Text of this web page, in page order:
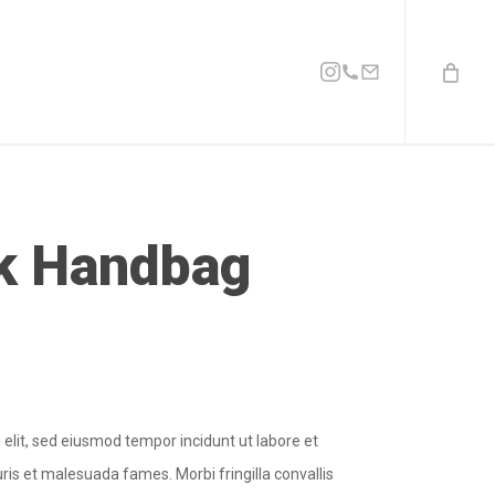
Instagram
Phone
Email
Handbag
sed eiusmod tempor incidunt ut labore et
et malesuada fames. Morbi fringilla convallis